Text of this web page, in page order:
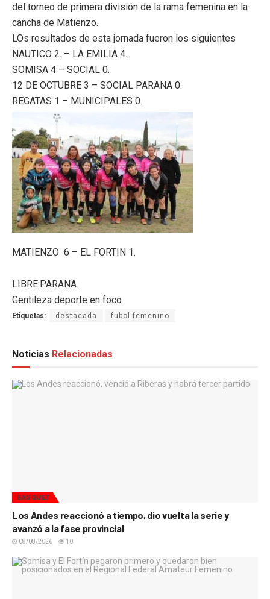
del torneo de primera división de la rama femenina en la
cancha de Matienzo.
LOs resultados de esta jornada fueron los siguientes
NAUTICO 2. – LA EMILIA 4.
SOMISA 4 – SOCIAL 0.
12 DE OCTUBRE 3 – SOCIAL PARANA 0.
REGATAS 1 – MUNICIPALES 0.
MATIENZO 6 – EL FORTIN 1.
LIBRE:PARANA.
Gentileza deporte en foco
Etiquetas: destacada fubol femenino
Noticias Relacionadas
BÁSQUET
Los Andes reaccionó a tiempo, dio vuelta la serie y
avanzó a la fase provincial
08/08/2026 10